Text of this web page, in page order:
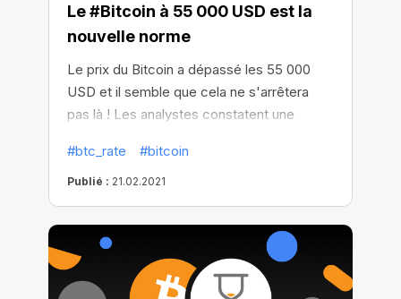
Le #Bitcoin à 55 000 USD est la
nouvelle norme
Le prix du Bitcoin a dépassé les 55 000
USD et il semble que cela ne s'arrêtera
pas là ! Les analystes constatent une
stablecoins et prédisent que le cours du
Bitcoin pourrait doubler pour atteindre 100
000 USD d'ici à la fin de l'année. Et on peut
le croire en ayant vu la valeur du Bitcoin
croître de 70 % depuis le début de 2021.
#btc_rate #bitcoin
Publié : 21.02.2021